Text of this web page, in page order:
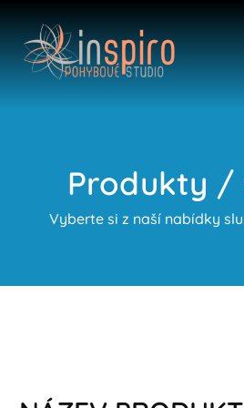
Produkty /
Vyberte si z naší nabídky